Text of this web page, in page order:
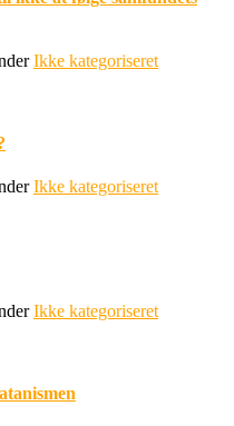
Ikke kategoriseret
Ikke kategoriseret
Ikke kategoriseret